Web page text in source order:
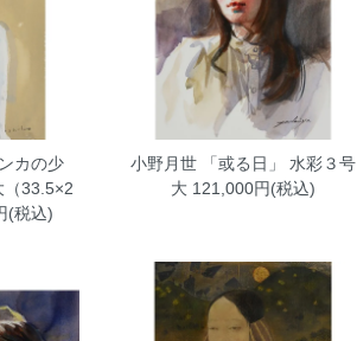
カの少
（33.5×2
(税込)
小野月世 「或る日」 水彩３号
大 121,000円(税込)